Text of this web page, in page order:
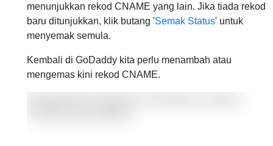
menunjukkan rekod CNAME yang lain. Jika tiada rekod
baru ditunjukkan, klik butang 'Semak Status' untuk
menyemak semula.
Kembali di GoDaddy kita perlu menambah atau
mengemas kini rekod CNAME.